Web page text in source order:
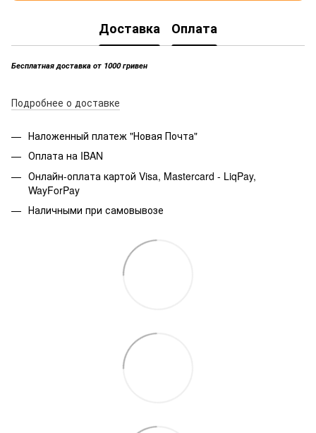
Доставка Оплата
Бесплатная доставка от 1000 гривен
Подробнее о доставке
Наложенный платеж "Новая Почта"
Оплата на IBAN
Онлайн-оплата картой Visa, Mastercard - LiqPay,
WayForPay
Наличными при самовывозе